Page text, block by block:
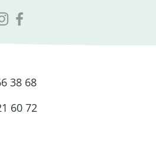
38 68
60 72